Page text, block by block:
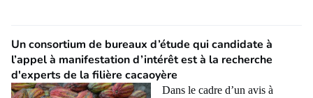
Un consortium de bureaux d’étude qui candidate à
l’appel à manifestation d’intérêt est à la recherche
d'experts de la filière cacaoyère
Dans le cadre d’un avis à